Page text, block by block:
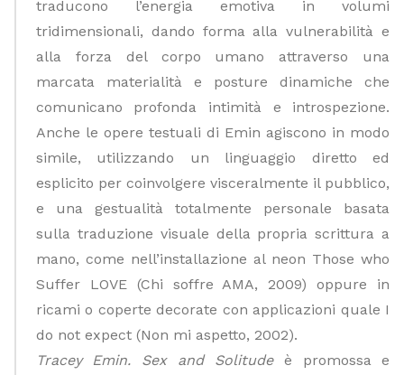
traducono l’energia emotiva in volumi
tridimensionali, dando forma alla vulnerabilità e
alla forza del corpo umano attraverso una
marcata materialità e posture dinamiche che
comunicano profonda intimità e introspezione.
Anche le opere testuali di Emin agiscono in modo
simile, utilizzando un linguaggio diretto ed
esplicito per coinvolgere visceralmente il pubblico,
e una gestualità totalmente personale basata
sulla traduzione visuale della propria scrittura a
mano, come nell’installazione al neon Those who
Suffer LOVE(Chi soffre AMA, 2009) oppure in
ricami o coperte decorate con applicazioni quale I
do not expect (Non mi aspetto, 2002).
Tracey Emin. Sex and Solitude è promossa e